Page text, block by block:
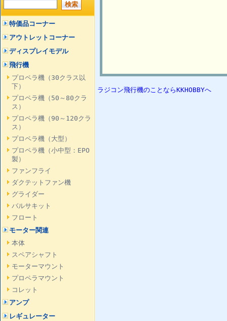
特価品コーナー
アウトレットコーナー
ディスプレイモデル
飛行機
プロペラ機（30クラス以
下）
プロペラ機（50～80クラ
ス）
プロペラ機（90～120クラ
ス）
プロペラ機（大型）
プロペラ機（小中型：EPO
製）
ファンフライ
ダクテットファン機
グライダー
バルサキット
フロート
モーター関連
本体
スペアシャフト
モーターマウント
プロペラマウント
コレット
アンプ
レギュレーター
ラジコン飛行機のことならKKHOBBYへ